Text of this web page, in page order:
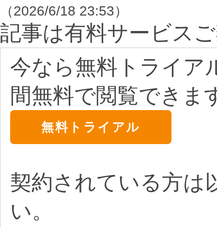
（2026/6/18 23:53）
記事は有料サービス
今なら無料トライア
間無料で閲覧できま
無料トライアル
契約されている方は
い。